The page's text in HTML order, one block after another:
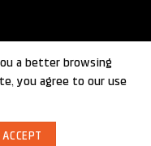
a better browsing
you agree to our use
ACCEPT